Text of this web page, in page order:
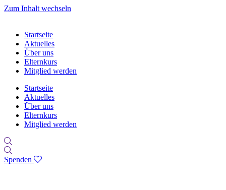
Zum Inhalt wechseln
Startseite
Aktuelles
Über uns
Elternkurs
Mitglied werden
Startseite
Aktuelles
Über uns
Elternkurs
Mitglied werden
Spenden